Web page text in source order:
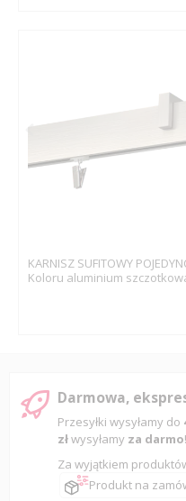
KARNISZ SUFITOWY
Koloru aluminium
Darmowa,
Przesyłki wysyłamy do
złwysyłamy za darmo!
Za wyjątkiem
Produkt na